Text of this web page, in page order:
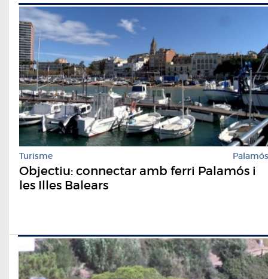
Turisme Palamós
Objectiu: connectar amb ferri Palamós i
les Illes Balears